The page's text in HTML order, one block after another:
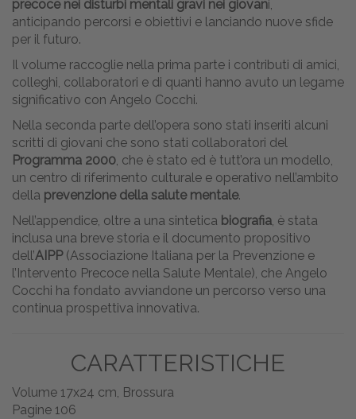
precoce nei disturbi mentali gravi nei giovani,
anticipando percorsi e obiettivi e lanciando nuove sfide
per il futuro.
Il volume raccoglie nella prima parte i contributi di amici,
colleghi, collaboratori e di quanti hanno avuto un legame
significativo con Angelo Cocchi.
Nella seconda parte dell’opera sono stati inseriti alcuni
scritti di giovani che sono stati collaboratori del
Programma 2000, che è stato ed è tutt’ora un modello,
un centro di riferimento culturale e operativo nell’ambito
della prevenzione della salute mentale.
Nell’appendice, oltre a una sintetica biografia, è stata
inclusa una breve storia e il documento propositivo
dell’AIPP(Associazione Italiana per la Prevenzione e
l’Intervento Precoce nella Salute Mentale), che Angelo
Cocchi ha fondato avviandone un percorso verso una
continua prospettiva innovativa.
CARATTERISTICHE
Volume 17x24 cm, Brossura
Pagine 106